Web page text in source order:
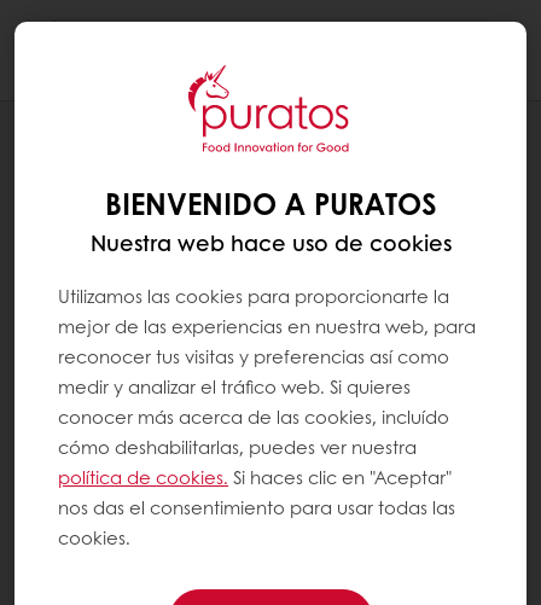
BIENVENIDO A PURATOS
Nuestra web hace uso de cookies
Utilizamos las cookies para proporcionarte la
mejor de las experiencias en nuestra web, para
reconocer tus visitas y preferencias así como
medir y analizar el tráfico web. Si quieres
conocer más acerca de las cookies, incluído
cómo deshabilitarlas, puedes ver nuestra
política de cookies. Si haces clic en "Aceptar"
nos das el consentimiento para usar todas las
cookies.